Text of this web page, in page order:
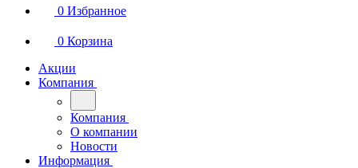
0 Избранное
0 Корзина
Акции
Компания
Компания
О компании
Новости
Информация